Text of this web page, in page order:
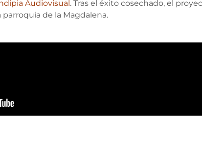
Audiovisual. Tras el éxito cosechado, el
de la Magdalena.